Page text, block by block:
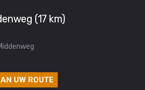
(17 km)
UW ROUTE